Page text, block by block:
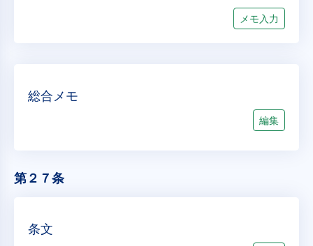
メモ入力
総合メモ
編集
第２７条
条文